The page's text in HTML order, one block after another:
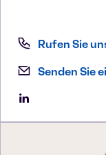
Rufen Sie
Senden Sie